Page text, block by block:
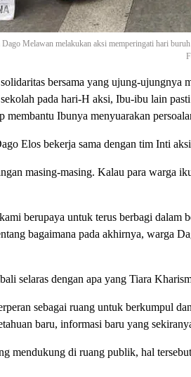
Melawan melakukan aksi memperingati hari
bersama yang ujung-
pada hari-H aksi, Ibu-ibu lain
membantu Ibunya menyuarakan
Elos bekerja sama dengan tim Inti
masing-masing. Kalau para warga
berupaya untuk terus berbagi
bagaimana pada akhirnya, warga
selaras dengan apa yang Tiara
sebagai ruang untuk berkumpul
baru, informasi baru yang
mendukung di ruang publik, hal